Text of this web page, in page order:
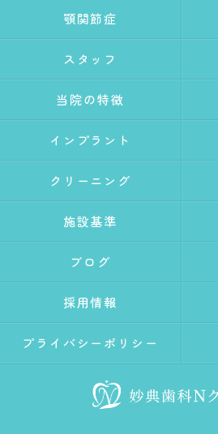
顎関節症
スタッフ
当院の特徴
インプラント
クリーニング
施設基準
ブログ
採用情報
プライバシーポリシー